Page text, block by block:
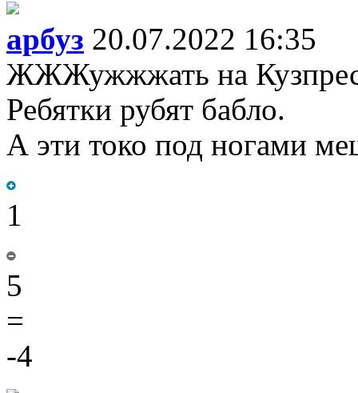
арбуз 20.07.2022 16:35
ЖЖЖужжжать на
Ребятки рубят бабло.
А эти токо под ногами
1
5
=
-4